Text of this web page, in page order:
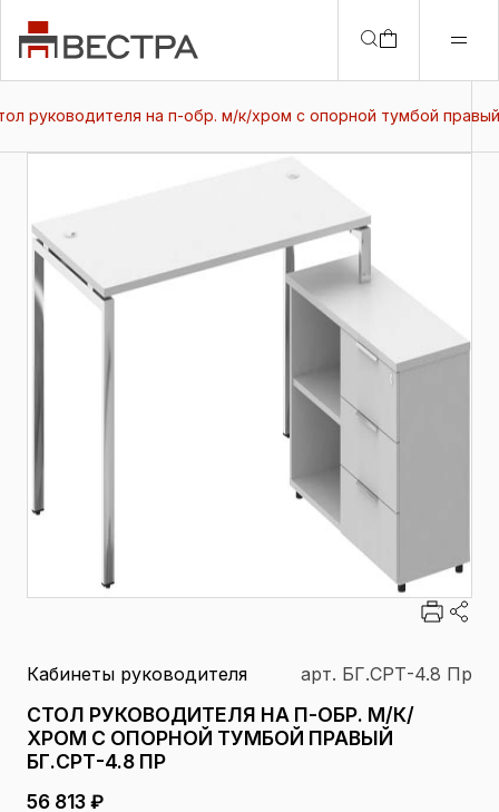
руководителя на п-обр. м/к/хром с опорной тумбой
Кабинеты руководителя арт. БГ.СРТ-4.8 Пр
СТОЛ РУКОВОДИТЕЛЯ НА П-ОБР. М/К/
ХРОМ С ОПОРНОЙ ТУМБОЙ ПРАВЫЙ
БГ.СРТ-4.8 ПР
56 813 ₽